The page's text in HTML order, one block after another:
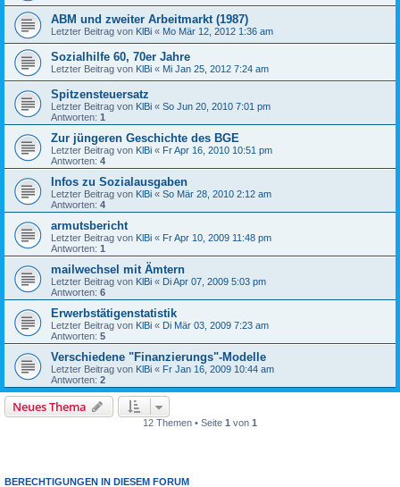
ABM und zweiter Arbeitmarkt (1987)
Letzter Beitrag von KlBi « Mo Mär 12, 2012 1:36 am
Sozialhilfe 60, 70er Jahre
Letzter Beitrag von KlBi « Mi Jan 25, 2012 7:24 am
Spitzensteuersatz
Letzter Beitrag von KlBi « So Jun 20, 2010 7:01 pm
Antworten: 1
Zur jüngeren Geschichte des BGE
Letzter Beitrag von KlBi « Fr Apr 16, 2010 10:51 pm
Antworten: 4
Infos zu Sozialausgaben
Letzter Beitrag von KlBi « So Mär 28, 2010 2:12 am
Antworten: 4
armutsbericht
Letzter Beitrag von KlBi « Fr Apr 10, 2009 11:48 pm
Antworten: 1
mailwechsel mit Ämtern
Letzter Beitrag von KlBi « Di Apr 07, 2009 5:03 pm
Antworten: 6
Erwerbstätigenstatistik
Letzter Beitrag von KlBi « Di Mär 03, 2009 7:23 am
Antworten: 5
Verschiedene "Finanzierungs"-Modelle
Letzter Beitrag von KlBi « Fr Jan 16, 2009 10:44 am
Antworten: 2
Neues Thema
12 Themen • Seite 1 von 1
BERECHTIGUNGEN IN DIESEM FORUM